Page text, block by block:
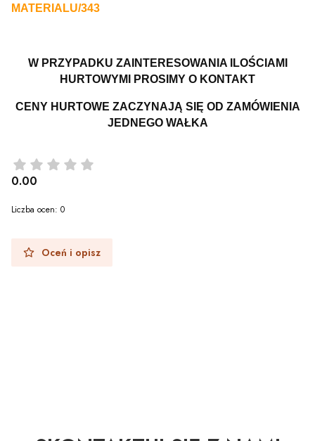
MATERIALU/343
W PRZYPADKU ZAINTERESOWANIA ILOŚCIAMI
HURTOWYMI PROSIMY O KONTAKT
CENY HURTOWE ZACZYNAJĄ SIĘ OD ZAMÓWIENIA
JEDNEGO WAŁKA
0.00
Liczba ocen: 0
Oceń i opisz